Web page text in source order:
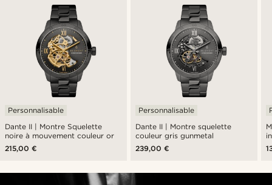
Dante II | Montre Squelette
noire à mouvement couleur or
Personnalisable
215,00 €
Dante II | Montre squelette
couleur gris gunmetal
Personnalisable
239,00 €